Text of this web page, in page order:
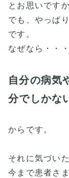
とお思いです
でも、やっぱ
です。
なぜなら・・・
自分の病気
分でしかな
からです。
それに気づい
今まで患者さ